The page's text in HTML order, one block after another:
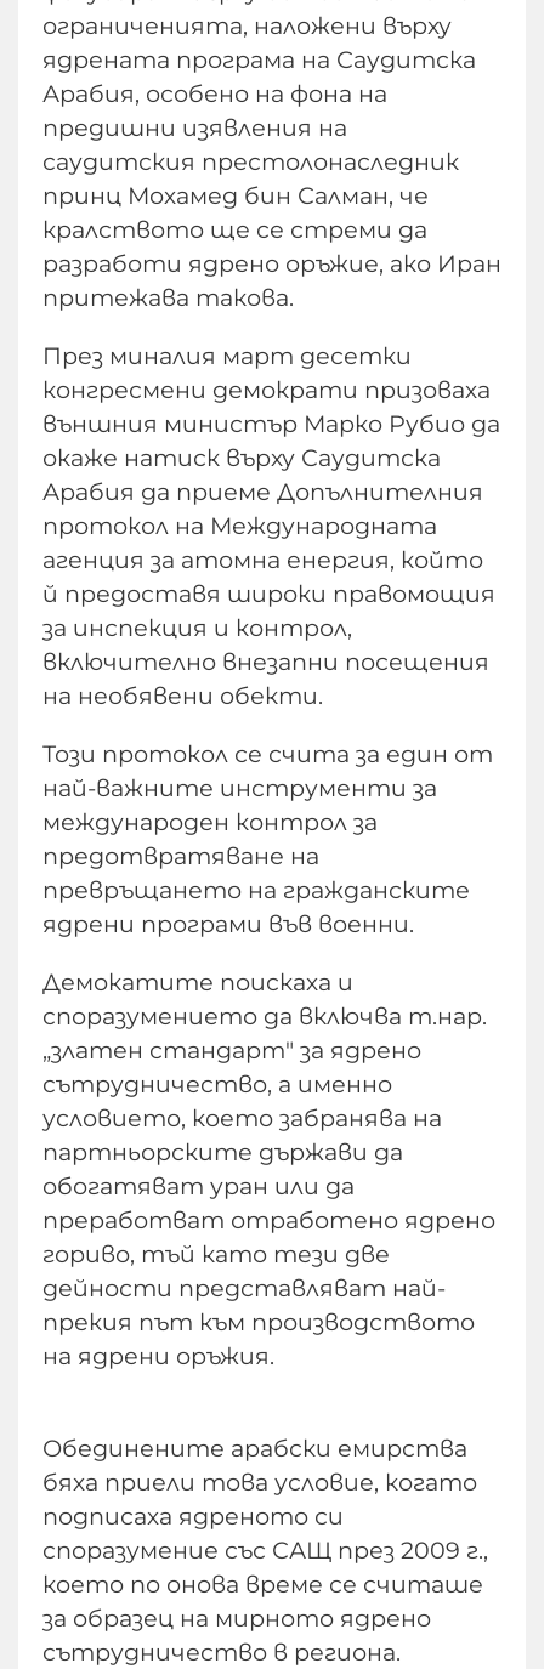
ограниченията, наложени върху
ядрената програма на Саудитска
Арабия, особено на фона на
предишни изявления на
саудитския престолонаследник
принц Мохамед бин Салман, че
кралството ще се стреми да
разработи ядрено оръжие, ако Иран
притежава такова.
През миналия март десетки
конгресмени демократи призоваха
външния министър Марко Рубио да
окаже натиск върху Саудитска
Арабия да приеме Допълнителния
протокол на Международната
агенция за атомна енергия, който
й предоставя широки правомощия
за инспекция и контрол,
включително внезапни посещения
на необявени обекти.
Този протокол се счита за един от
най-важните инструменти за
международен контрол за
предотвратяване на
превръщането на гражданските
ядрени програми във военни.
Демокатите поискаха и
споразумението да включва т.нар.
„златен стандарт" за ядрено
сътрудничество, а именно
условието, което забранява на
партньорските държави да
обогатяват уран или да
преработват отработено ядрено
гориво, тъй като тези две
дейности представляват най-
прекия път към производството
на ядрени оръжия.
Обединените арабски емирства
бяха приели това условие, когато
подписаха ядреното си
споразумение със САЩ през 2009 г.,
което по онова време се считаше
за образец на мирното ядрено
сътрудничество в региона.